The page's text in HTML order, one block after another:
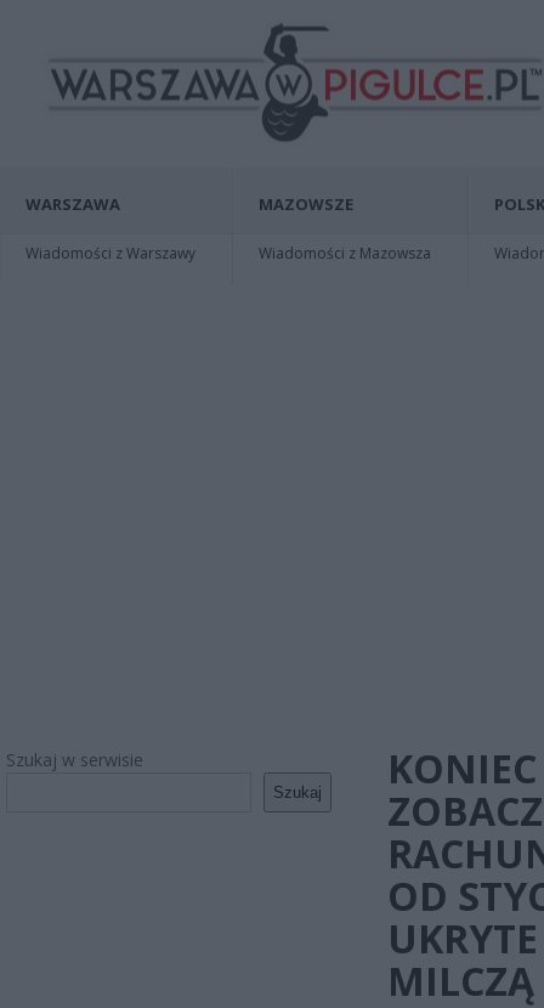
WARSZAWA
Wiadomości z Warszawy
MAZOWSZE
Wiadomości z Mazowsza
Szukaj w serwisie
Szukaj
OD
MILCZĄ